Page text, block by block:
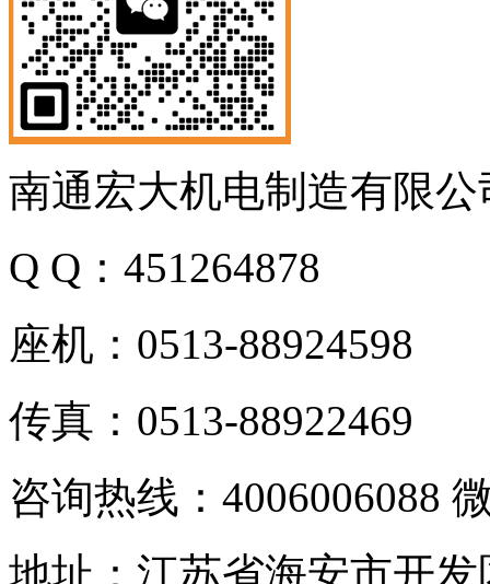
南通宏大机电制造有限公
Q Q：451264878
座机：0513-88924598
传真：0513-88922469
咨询热线：4006006088
地址：江苏省海安市开